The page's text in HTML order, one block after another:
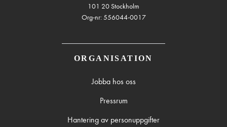
101 20 Stockholm
Org-nr: 556044-0017
ORGANISATION
Jobba hos oss
Pressrum
Hantering av personuppgifter